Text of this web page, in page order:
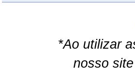
*Ao utilizar
nosso